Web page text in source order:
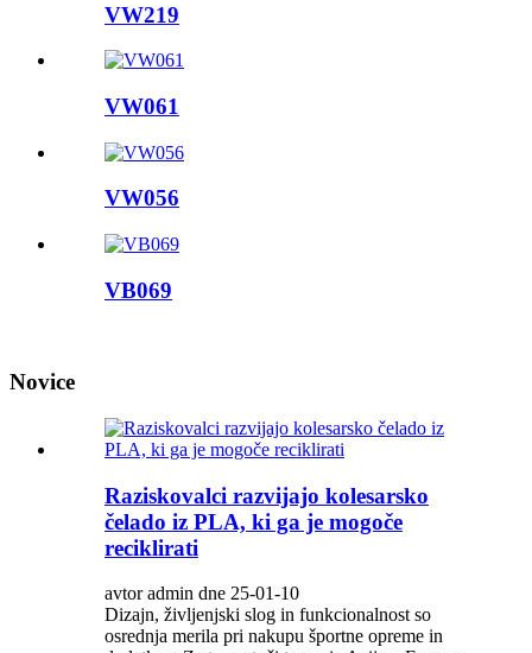
VW219
VW061
VW056
VB069
Novice
Raziskovalci razvijajo kolesarsko
čelado iz PLA, ki ga je mogoče
reciklirati
avtor admin dne 25-01-10
Dizajn, življenjski slog in funkcionalnost so
osrednja merila pri nakupu športne opreme in